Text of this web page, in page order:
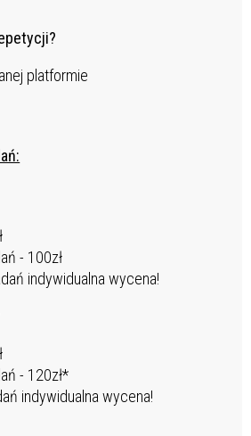
platformie
- 100zł
indywidualna wycena!
- 120zł*
indywidualna wycena!